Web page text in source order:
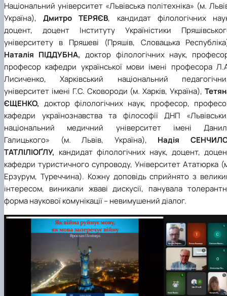
Національний університет «Львівська політехніка» (м.
Україна),Дмитро ТЕРЯЄВ, кандидат філологічних
доцент, доцент Інституту Україністики
університету в Пряшеві (Пряшів, Словацька
Наталія ПІДДУБНА,доктор філологічних наук,
професор кафедри української мови імені професора
Лисиченко, Харківський національний
університет імені Г.С. Сковороди (м. Харків, Україна),
ЄЩЕНКО, доктор філологічних наук, професор,
кафедри українознавства та філософії ДНП
національний медичний університет імені
Галицького» (м.
Львів, Україна), Надія
ТАТЛІЛІОҐЛУ, кандидат філологічних наук, доцент,
кафедри туристичного супроводу, Університет Ататюрка
Ерзурум, Туреччина). Кожну доповідь сприйнято з
інтересом, виникали жваві дискусії, панувала
форма наукової комунікації – невимушений діалог.